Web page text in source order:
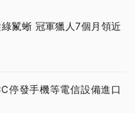
鬣蜥 冠軍獵人7個月領近
停發手機等電信設備進口